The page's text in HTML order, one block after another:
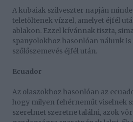
A kubaiak szilveszter napján
teletöltenek vízzel, amelyet éjfél
ablakon. Ezzel kívánnak tiszta,
spanyolokhoz hasonlóan nálunk is
szőlőszemevés éjfél után.
Ecuador
Az olaszokhoz hasonlóan az
hogy milyen fehérneműt viselnek
szerelmet szeretne találni, azok